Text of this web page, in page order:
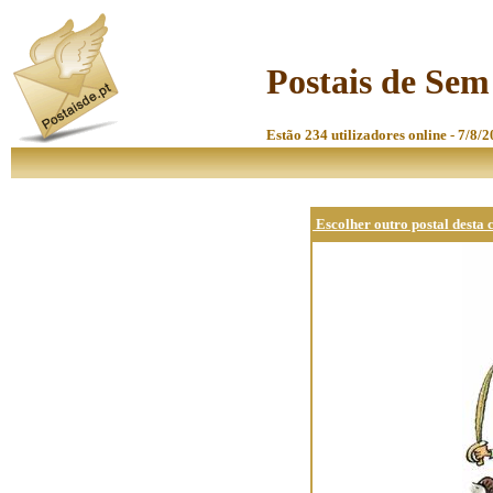
Postais de
Estão 234 utilizadores online - 7/8/
Escolher outro postal desta